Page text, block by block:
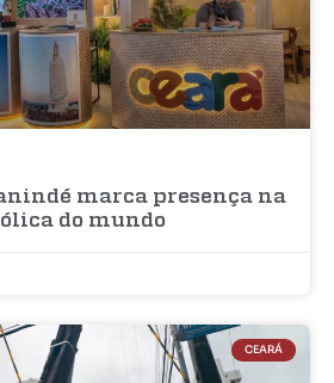
marca presença na
do mundo
CEARÁ